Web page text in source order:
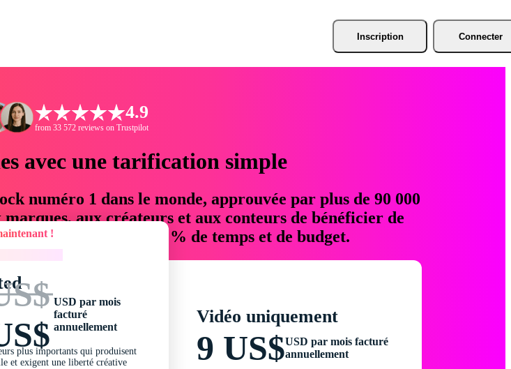
Inscription Connecter
4.9
from 33 572 reviews on Trustpilot
avec une tarification simple
numéro 1 dans le monde, approuvée par plus de 90 000
aux créateurs et aux conteurs de bénéficier de
jusqu'à 76 % de temps et de budget.
!
USD par mois
facturé
annuellement
plus importants qui produisent
et exigent une liberté créative
Vidéo uniquement
9 US$USD par mois facturé
annuellement